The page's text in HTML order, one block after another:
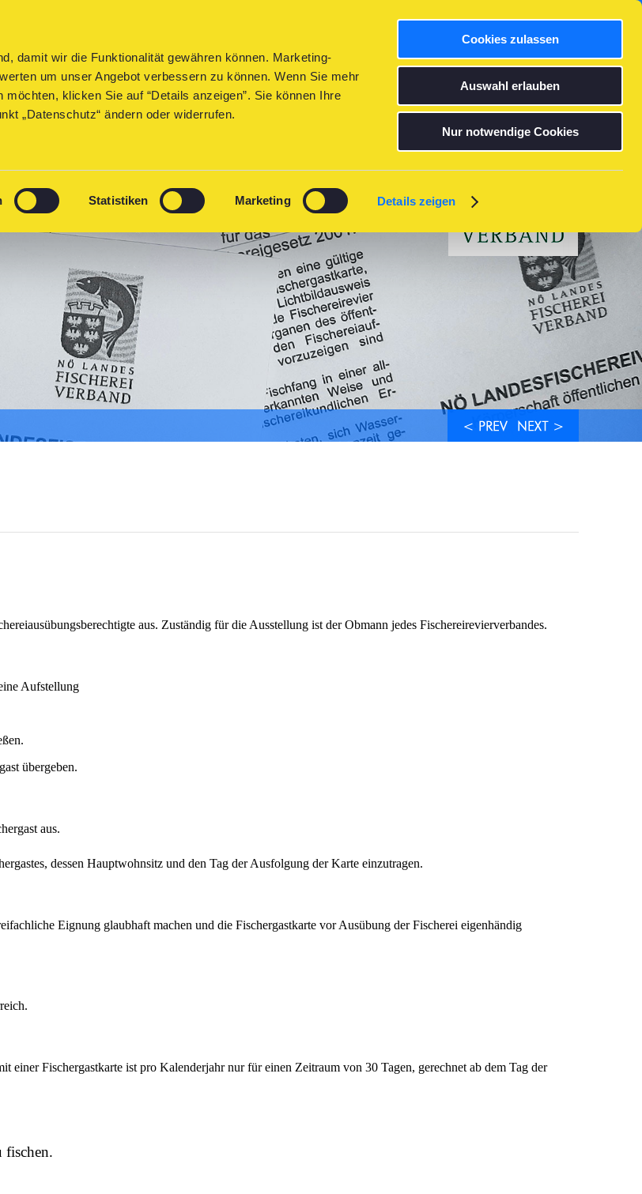
damit wir die Funktionalität gewähren können. Marketing-
um unser Angebot verbessern zu können. Wenn Sie mehr
klicken Sie auf “Details anzeigen”. Sie können Ihre
„Datenschutz“ ändern oder widerrufen.
Statistiken Marketing Details zeigen
Cookies zulassen
Auswahl erlauben
Nur notwendige Cookies
MENÜ
aus. Zuständig für die Ausstellung ist der Obmann jedes Fischereirevierverbandes.
Aufstellung
übergeben.
aus.
dessen Hauptwohnsitz und den Tag der Ausfolgung der Karte einzutragen.
Eignung glaubhaft machen und die Fischergastkarte vor Ausübung der Fischerei eigenhändig
einer Fischergastkarte ist pro Kalenderjahr nur für einen Zeitraum von 30 Tagen, gerechnet ab dem Tag der
fischen.